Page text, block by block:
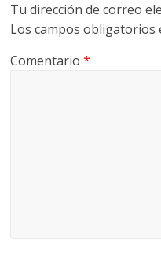
Tu dirección de correo
Los campos
Comentario*